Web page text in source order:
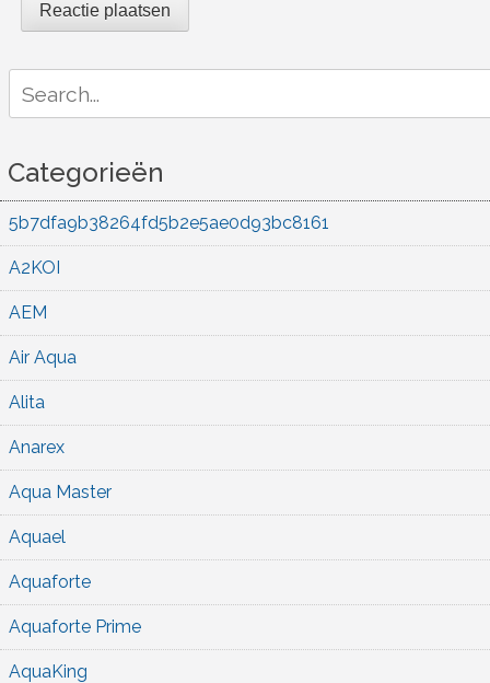
for:
Categorieën
5b7dfa9b38264fd5b2e5ae0d93bc8161
A2KOI
AEM
Air Aqua
Alita
Anarex
Aqua Master
Aquael
Aquaforte
Aquaforte Prime
AquaKing